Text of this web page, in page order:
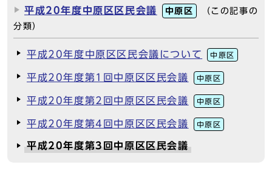
平成20年度中原区区民会議 中原区
（この記事の
分類）
平成20年度中原区区民会議について 中原区
平成20年度第1回中原区区民会議 中原区
平成20年度第2回中原区区民会議 中原区
平成20年度第4回中原区区民会議 中原区
平成20年度第3回中原区区民会議